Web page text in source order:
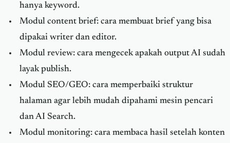
hanya keyword.
Modul content brief: cara membuat brief yang bisa
dipakai writer dan editor.
Modul review: cara mengecek apakah output AI sudah
layak publish.
Modul SEO/GEO: cara memperbaiki struktur
halaman agar lebih mudah dipahami mesin pencari
dan AI Search.
Modul monitoring: cara membaca hasil setelah konten